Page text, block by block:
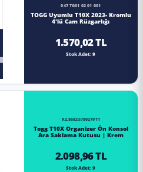
047 TG01 02 01 001
TOGG Uyumlu T10X 2023- Kromlu
4'lü Cam Rüzgarlığı
1.570,02 TL
Stok Adet: 9
RZ.8682578027911
Togg T10X Organizer Ön Konsol
Ara Saklama Kutusu | Krem
2.098,96 TL
Stok Adet: 9